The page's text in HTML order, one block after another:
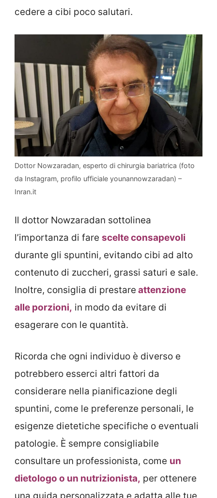
cedere a cibi poco salutari.
Dottor Nowzaradan, esperto di chirurgia bariatrica (foto
da Instagram, profilo ufficiale younannowzaradan) –
Inran.it
Il dottor Nowzaradan sottolinea
l’importanza di fare scelte consapevoli
durante gli spuntini, evitando cibi ad alto
contenuto di zuccheri, grassi saturi e sale.
Inoltre, consiglia di prestare attenzione
alle porzioni, in modo da evitare di
esagerare con le quantità.
Ricorda che ogni individuo è diverso e
potrebbero esserci altri fattori da
considerare nella pianificazione degli
spuntini, come le preferenze personali, le
esigenze dietetiche specifiche o eventuali
patologie. È sempre consigliabile
consultare un professionista, come un
dietologo o un nutrizionista, per ottenere
una guida personalizzata e adatta alle tue